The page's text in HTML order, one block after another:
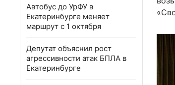
Автобус до УрФУ в
Екатеринбурге меняет
маршрут с 1 октября
Депутат объяснил рост
агрессивности атак БПЛА в
Екатеринбурге